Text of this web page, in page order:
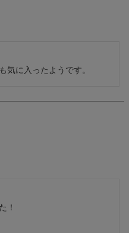
気に入ったようです。
！